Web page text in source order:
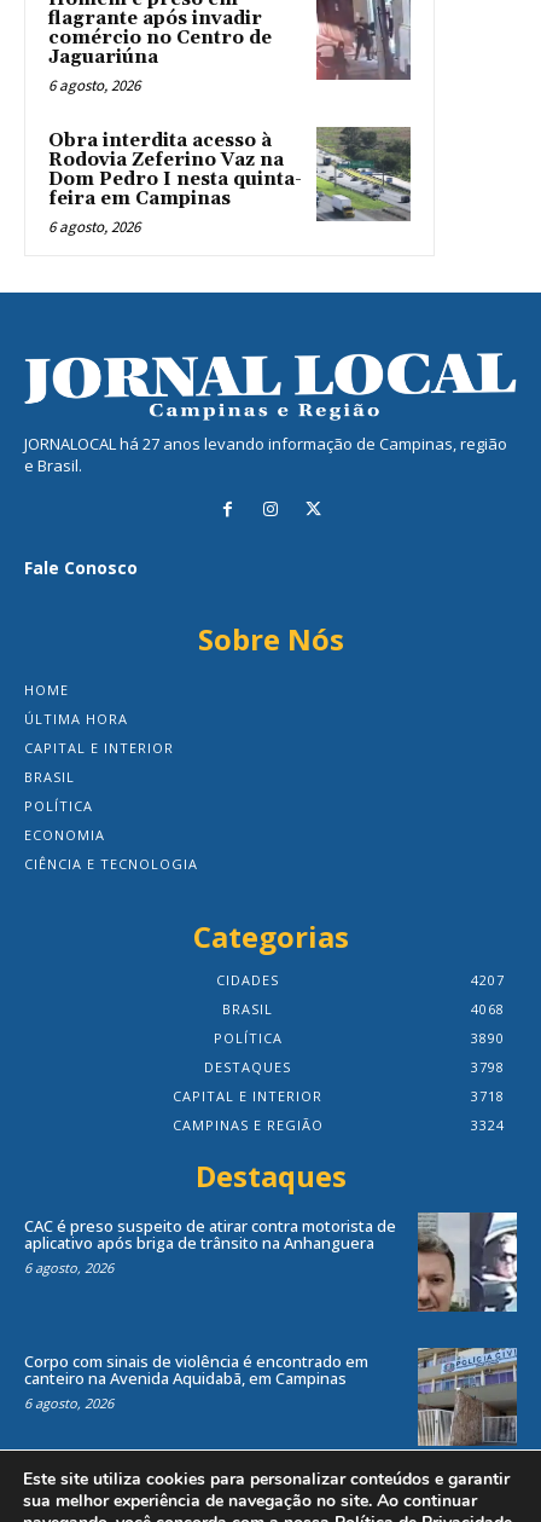
flagrante após invadir
comércio no Centro de
Jaguariúna
6 agosto, 2026
Obra interdita acesso à
Rodovia Zeferino Vaz na
Dom Pedro I nesta quinta-
feira em Campinas
6 agosto, 2026
JORNALOCAL há 27 anos levando informação de Campinas, região
e Brasil.
Fale Conosco
Sobre Nós
HOME
ÚLTIMA HORA
CAPITAL E INTERIOR
BRASIL
POLÍTICA
ECONOMIA
CIÊNCIA E TECNOLOGIA
Categorias
CIDADES
4207
BRASIL
4068
POLÍTICA
3890
DESTAQUES
3798
CAPITAL E INTERIOR
3718
CAMPINAS E REGIÃO
3324
Destaques
CAC é preso suspeito de atirar contra motorista de
aplicativo após briga de trânsito na Anhanguera
6 agosto, 2026
Corpo com sinais de violência é encontrado em
canteiro na Avenida Aquidabã, em Campinas
6 agosto, 2026
Este site utiliza cookies para personalizar conteúdos e garantir
sua melhor experiência de navegação no site. Ao continuar